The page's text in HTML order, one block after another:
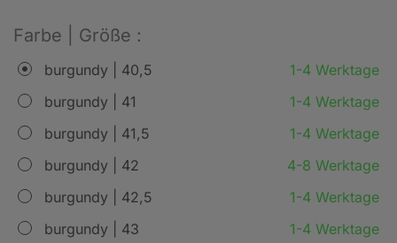
Farbe | Größe :
burgundy | 40,5
1-4 Werktage
burgundy | 41
1-4 Werktage
burgundy | 41,5
1-4 Werktage
burgundy | 42
4-8 Werktage
burgundy | 42,5
1-4 Werktage
burgundy | 43
1-4 Werktage